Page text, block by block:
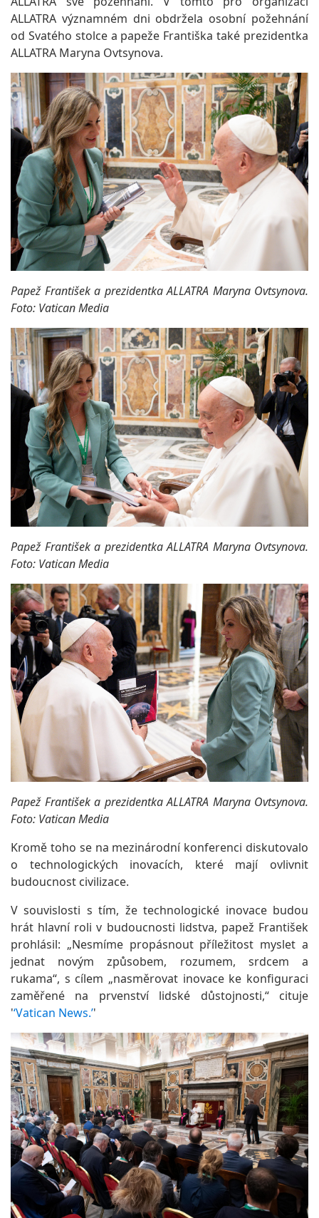
ALLATRA významném dni obdržela osobní požehnání
od Svatého stolce a papeže Františka také prezidentka
ALLATRA Maryna Ovtsynova.
Papež František a prezidentka ALLATRA Maryna Ovtsynova.
Foto: Vatican Media
Papež František a prezidentka ALLATRA Maryna Ovtsynova.
Foto: Vatican Media
Papež František a prezidentka ALLATRA Maryna Ovtsynova.
Foto: Vatican Media
Kromě toho se na mezinárodní konferenci diskutovalo
o technologických inovacích, které mají ovlivnit
budoucnost civilizace.
V souvislosti s tím, že technologické inovace budou
hrát hlavní roli v budoucnosti lidstva, papež František
prohlásil: „Nesmíme propásnout příležitost myslet a
jednat novým způsobem, rozumem, srdcem a
rukama“, s cílem „nasměrovat inovace ke konfiguraci
zaměřené na prvenství lidské důstojnosti,“ cituje
'‘Vatican News.’'